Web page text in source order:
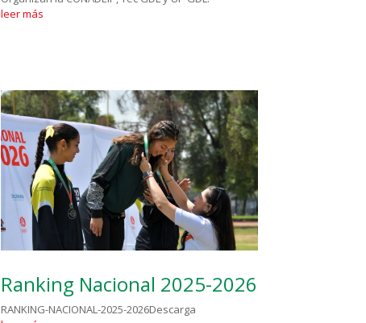
leer más
Ranking Nacional 2025-2026
RANKING-NACIONAL-2025-2026Descarga